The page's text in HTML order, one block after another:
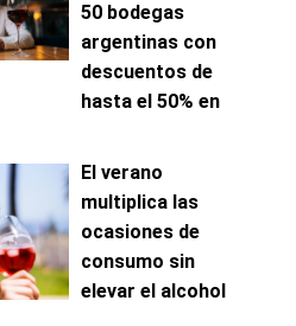
50 bodegas
argentinas con
descuentos de
hasta el 50% en
El verano
multiplica las
ocasiones de
consumo sin
elevar el alcohol